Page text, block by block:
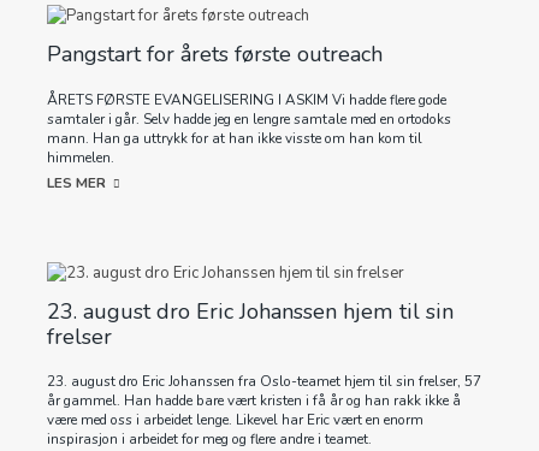
Pangstart for årets første outreach
ÅRETS FØRSTE EVANGELISERING I ASKIM Vi hadde flere gode
samtaler i går. Selv hadde jeg en lengre samtale med en ortodoks
mann. Han ga uttrykk for at han ikke visste om han kom til
himmelen.
LES MER
23. august dro Eric Johanssen hjem til sin
frelser
23. august dro Eric Johanssen fra Oslo-teamet hjem til sin frelser, 57
år gammel. Han hadde bare vært kristen i få år og han rakk ikke å
være med oss i arbeidet lenge. Likevel har Eric vært en enorm
inspirasjon i arbeidet for meg og flere andre i teamet.